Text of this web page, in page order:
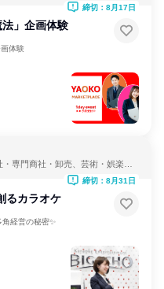
」企画体験
体験
締切：8月17日
専門商社・卸売、芸術・娯楽・
るカラオケ
経営の秘密✨
締切：8月31日